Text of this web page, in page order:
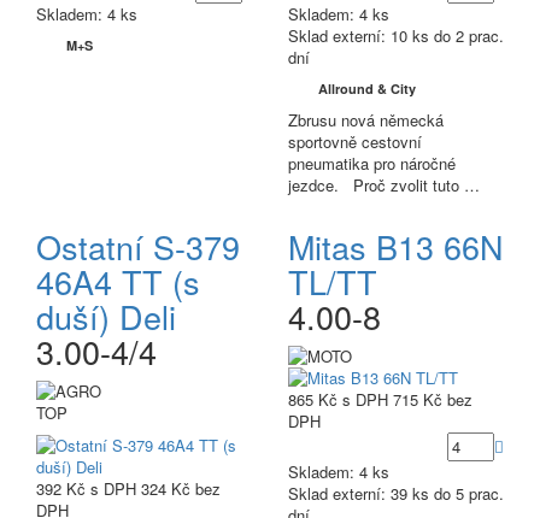
Skladem: 4 ks
M+S
Skladem: 4 ks
Sklad externí: 10 ks do 2 prac.
dní
Allround & City
Zbrusu nová německá
sportovně cestovní
pneumatika pro náročné
jezdce. Proč zvolit tuto …
Ostatní S-379
46A4 TT (s
duší) Deli
3.00-4/4
TOP
392 Kč s DPH 324 Kč bez
DPH
Mitas B13 66N
TL/TT
4.00-8
865 Kč s DPH 715 Kč bez
DPH
Skladem: 4 ks
Sklad externí: 39 ks do 5 prac.